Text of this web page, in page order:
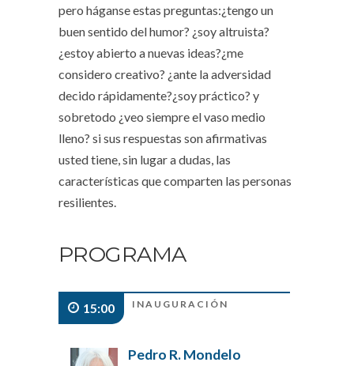
pero háganse estas preguntas:¿tengo un
buen sentido del humor? ¿soy altruista?
¿estoy abierto a nuevas ideas?¿me
considero creativo? ¿ante la adversidad
decido rápidamente?¿soy práctico? y
sobretodo ¿veo siempre el vaso medio
lleno? si sus respuestas son afirmativas
usted tiene, sin lugar a dudas, las
características que comparten las personas
resilientes.
PROGRAMA
15:00 INAUGURACIÓN
Pedro R. Mondelo